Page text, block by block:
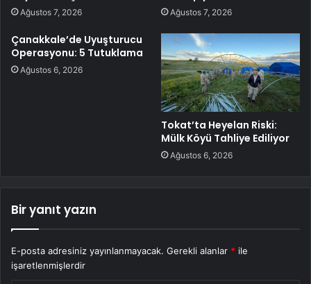
Ağustos 7, 2026 Ağustos 7, 2026
Çanakkale’de Uyuşturucu
Operasyonu: 5 Tutuklama
Ağustos 6, 2026
Tokat’ta Heyelan Riski:
Mülk Köyü Tahliye Ediliyor
Ağustos 6, 2026
Bir yanıt yazın
E-posta adresiniz yayınlanmayacak. Gerekli alanlar * ile
işaretlenmişlerdir